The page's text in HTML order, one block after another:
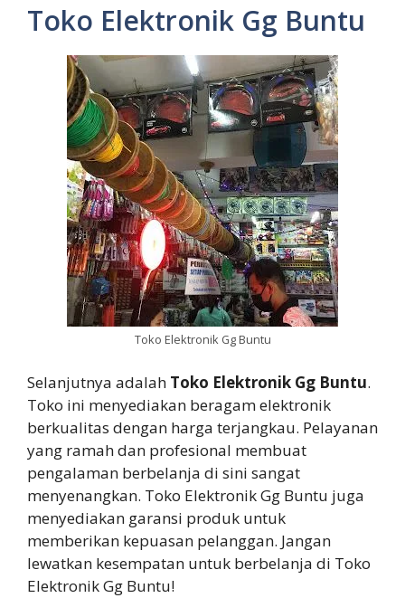
Toko Elektronik Gg Buntu
Toko Elektronik Gg Buntu
Selanjutnya adalah Toko Elektronik Gg Buntu.
Toko ini menyediakan beragam elektronik
berkualitas dengan harga terjangkau. Pelayanan
yang ramah dan profesional membuat
pengalaman berbelanja di sini sangat
menyenangkan. Toko Elektronik Gg Buntu juga
menyediakan garansi produk untuk
memberikan kepuasan pelanggan. Jangan
lewatkan kesempatan untuk berbelanja di Toko
Elektronik Gg Buntu!